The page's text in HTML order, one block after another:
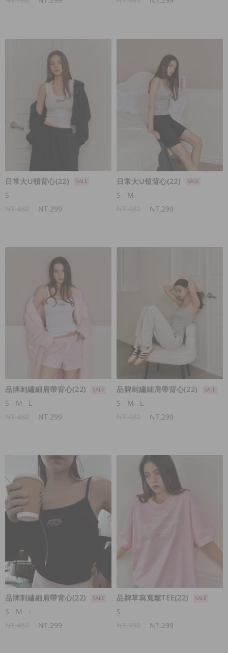
日常大U領背心(22)
S
NT.299
日常大U領背心(22)
S
M
NT.299
品牌刺繡細肩帶背心(22)
S
M
L
NT.299
品牌刺繡細肩帶背心(22)
S
M
L
NT.299
品牌刺繡細肩帶背心(22)
S
M
NT.299
品牌草寫寬鬆TEE(22)
S
NT.299